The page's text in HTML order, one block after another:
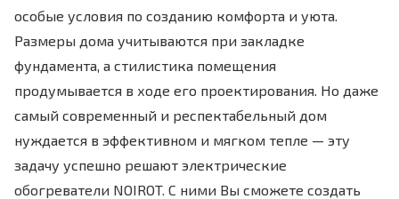
особые условия по созданию комфорта и уюта.
Размеры дома учитываются при закладке
фундамента, а стилистика помещения
продумывается в ходе его проектирования. Но даже
самый современный и респектабельный дом
нуждается в эффективном и мягком тепле — эту
задачу успешно решают электрические
обогреватели NOIROT. С ними Вы сможете создать